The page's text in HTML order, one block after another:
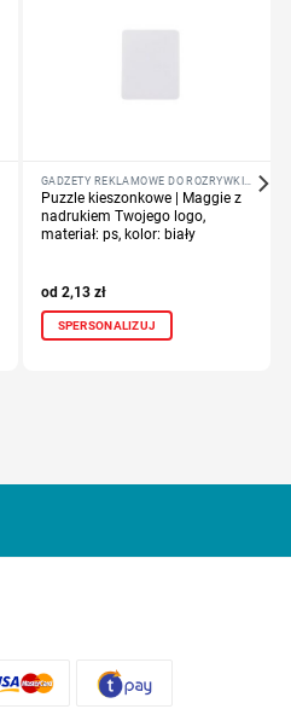
GADŻETY REKLAMOWE DO ROZRYWKI I SZKOŁY
Puzzle kieszonkowe | Maggie z
nadrukiem Twojego logo,
materiał: ps, kolor: biały
2,13 zł
SPERSONALIZUJ